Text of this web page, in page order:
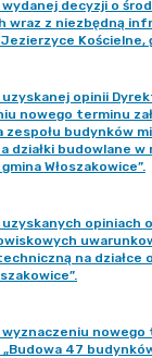
decyzji o
wraz z niezbędną
Kościelne,
opinii
nowego terminu
zespołu budynków
budowlane w
Włoszakowice”.
opiniach
na działce
47